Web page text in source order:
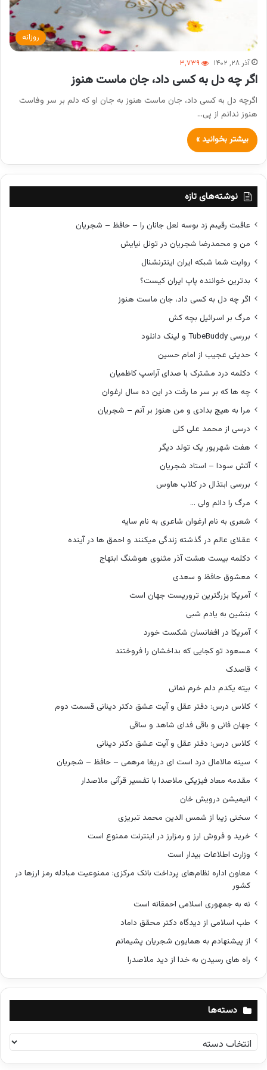
روزانه
آذر ۲۸, ۱۴۰۲ ۳,۷۳۹
اگر چه دل به کسی داد، جان ماست هنوز
اگرچه دل به کسی داد، جان ماست هنوز به جان او که دلم بر سر وفاست
هنوز ندانم از پی…
بیشتر بخوانید »
نوشته‌های تازه
عاقبت رقیبم زد بوسه لعل جانان را – حافظ – شجریان
من و محمدرضا شجریان در تونل نیایش
روایت شما شبکه ایران اینترنشنال
بدترین خواننده پاپ ایران کیست؟
اگر چه دل به کسی داد، جان ماست هنوز
مرگ بر اسرائیل بچه کش
بررسی TubeBuddy و لینک دانلود
حدیثی عجیب از امام حسین
دکلمه درد مشترک با صدای آراسپ کاظمیان
چه ها که بر سر ما رفت در این ده سال ارغوان
مرا به هیچ بدادی و من هنوز بر آنم – شجریان
درسی از محمد علی کلی
هفت شهریور یک تولد دیگر
آتش سودا – استاد شجریان
بررسی ابتذال در کلاب هاوس
مرگ را دانم ولی …
شعری به نام ارغوان شاعری به نام سایه
عقلای عالم در گذشته زندگی میکنند و احمق ها در آینده
دکلمه بیست هشت آذر مثنوی هوشنگ ابتهاج
معشوق حافظ و سعدی
آمریکا بزرگترین تروریست جهان است
بنشین به یادم شبی
آمریکا در افغانسان شکست خورد
مسعود تو کجایی که بداخشان را فروختند
قاصدک
بیته یکدم دلم خرم نمانی
کلاس درس: دفتر عقل و آیت عشق دکتر دینانی قسمت دوم
جهان فانی و باقی فدای شاهد و ساقی
کلاس درس: دفتر عقل و آیت عشق دکتر دینانی
سینه مالامال درد است ای دریغا مرهمی – حافظ – شجریان
مقدمه معاد فیزیکی ملاصدا با تفسیر قرآنی ملاصدار
انیمیشن درویش خان
سخنی زیبا از شمس الدین محمد تبریزی
خرید و فروش ارز و رمزارز در اینترنت ممنوع است
وزارت اطلاعات بیدار است
معاون اداره نظام‌های پرداخت بانک مرکزی: ممنوعیت مبادله رمز ارزها در
کشور
نه به جمهوری اسلامی احمقانه است
طب اسلامی از دیدگاه دکتر محقق داماد
از پیشنهادم به همایون شجریان پشیمانم
راه های رسیدن به خدا از دید ملاصدرا
دسته‌ها
د
س
ت